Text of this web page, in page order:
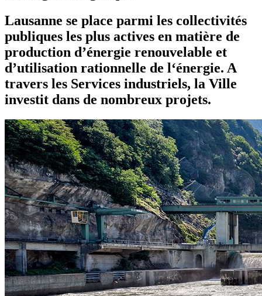
Lausanne se place parmi les collectivités
publiques les plus actives en matière de
production d’énergie renouvelable et
d’utilisation rationnelle de l‘énergie. A
travers les Services industriels, la Ville
investit dans de nombreux projets.